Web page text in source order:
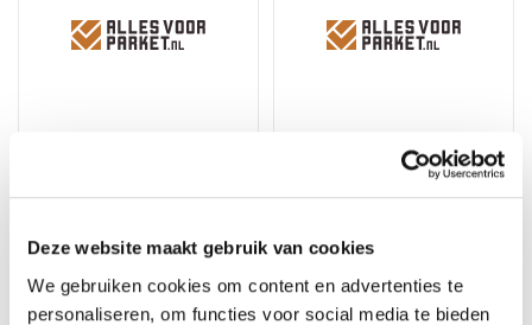
Deze website maakt gebruik van cookies
We gebruiken cookies om content en advertenties te
personaliseren, om functies voor social media te bieden
Coretec Naturals HBE
Juglans 3088 - Click PVC
Visgraat
Coretec Naturals Tile+
Thabor 1903 - Click PVC
Tegel